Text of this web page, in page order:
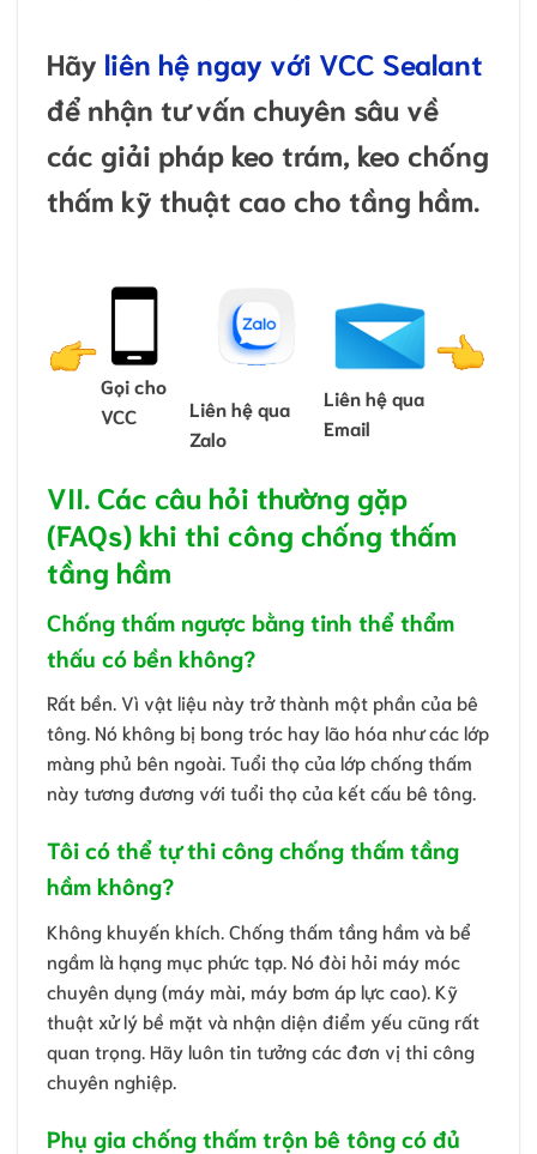
Hãy liên hệ ngay với VCC Sealant
để nhận tư vấn chuyên sâu về
các giải pháp keo trám, keo chống
thấm kỹ thuật cao cho tầng hầm.
Gọi cho
VCC
Liên hệ qua
Zalo
Liên hệ qua
Email
VII. Các câu hỏi thường gặp
(FAQs) khi thi công chống thấm
tầng hầm
Chống thấm ngược bằng tinh thể thẩm
thấu có bền không?
Rất bền. Vì vật liệu này trở thành một phần của bê
tông. Nó không bị bong tróc hay lão hóa như các lớp
màng phủ bên ngoài. Tuổi thọ của lớp chống thấm
này tương đương với tuổi thọ của kết cấu bê tông.
Tôi có thể tự thi công chống thấm tầng
hầm không?
Không khuyến khích. Chống thấm tầng hầm và bể
ngầm là hạng mục phức tạp. Nó đòi hỏi máy móc
chuyên dụng (máy mài, máy bơm áp lực cao). Kỹ
thuật xử lý bề mặt và nhận diện điểm yếu cũng rất
quan trọng. Hãy luôn tin tưởng các đơn vị thi công
chuyên nghiệp.
Phụ gia chống thấm trộn bê tông có đủ